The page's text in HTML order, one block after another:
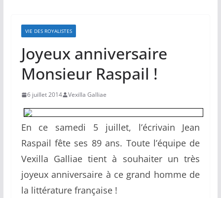
VIE DES ROYALISTES
Joyeux anniversaire
Monsieur Raspail !
6 juillet 2014 Vexilla Galliae
En ce samedi 5 juillet, l’écrivain Jean
Raspail fête ses 89 ans. Toute l’équipe de
Vexilla Galliae tient à souhaiter un très
joyeux anniversaire à ce grand homme de
la littérature française !